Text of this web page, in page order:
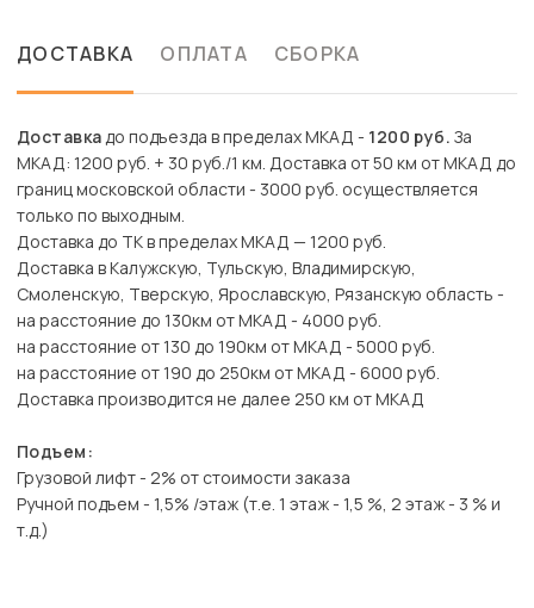
ДОСТАВКА ОПЛАТА СБОРКА
Доставкадо подъезда в пределах МКАД - 1200 руб. За
МКАД: 1200 руб. + 30 руб./1 км. Доставка от 50 км от МКАД до
границ московской области - 3000 руб. осуществляется
только по выходным.
Доставка до ТК в пределах МКАД — 1200 руб.
Доставка в Калужскую, Тульскую, Владимирскую,
Смоленскую, Тверскую, Ярославскую, Рязанскую область -
на расстояние до 130км от МКАД - 4000 руб.
на расстояние от 130 до 190км от МКАД - 5000 руб.
на расстояние от 190 до 250км от МКАД - 6000 руб.
Доставка производится не далее 250 км от МКАД
Подъем:
Грузовой лифт - 2% от стоимости заказа
Ручной подъем - 1,5% /этаж (т.е. 1 этаж - 1,5 %, 2 этаж - 3 % и
т.д.)